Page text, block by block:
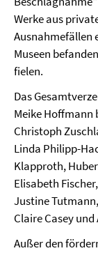
Werke aus
Ausnahmefällen
Museen
fielen.
Das
Meike
Christoph
Linda Philipp-
Klapproth,
Elisabeth
Justine
Claire Casey
Außer den